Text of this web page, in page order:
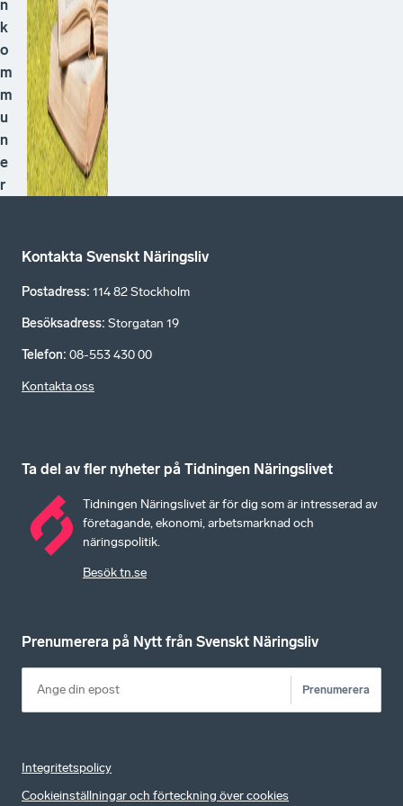
n
k
o
m
m
u
n
e
r
Kontakta Svenskt Näringsliv
Postadress: 114 82 Stockholm
Besöksadress: Storgatan 19
Telefon: 08-553 430 00
Kontakta oss
Ta del av fler nyheter på Tidningen Näringslivet
Tidningen Näringslivet är för dig som är intresserad av
företagande, ekonomi, arbetsmarknad och
näringspolitik.
Besök tn.se
Prenumerera på Nytt från Svenskt Näringsliv
Prenumerera
Integritetspolicy
Cookieinställningar och förteckning över cookies